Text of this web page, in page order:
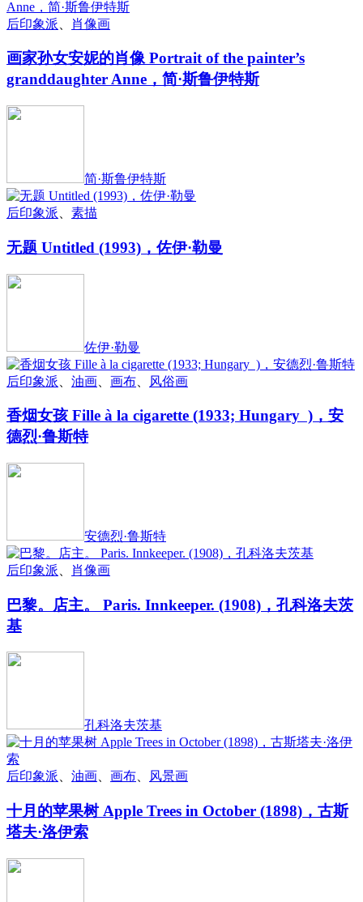
后印象派 肖像画
画家孙女安妮的肖像 Portrait of the painter’s
granddaughter Anne，简·斯鲁伊特斯
简·斯鲁伊特斯
后印象派 素描
无题 Untitled (1993)，佐伊·勒曼
佐伊·勒曼
后印象派 油画 画布 风俗画
香烟女孩 Fille à la cigarette (1933; Hungary )，安
德烈·鲁斯特
安德烈·鲁斯特
后印象派 肖像画
巴黎。店主。 Paris. Innkeeper. (1908)，孔科洛夫茨
基
孔科洛夫茨基
后印象派 油画 画布 风景画
十月的苹果树 Apple Trees in October (1898)，古斯
塔夫·洛伊索